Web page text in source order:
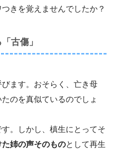
きを覚えませんでしたか？
古傷」
ます。おそらく、亡き母
のを真似ているのでしょ
。しかし、槙生にとってそ
姉の声そのものとして再生